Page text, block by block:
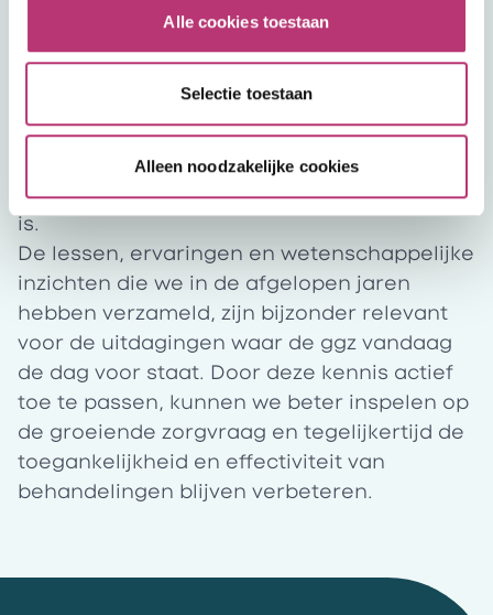
Alle cookies toestaan
Selectie toestaan
Alleen noodzakelijke cookies
maar ook zorgprofessionals ondersteunen
in efficiënter en doelgerichter werken. Door
van de nieuwste technologieën, blijft Mental
Care Group vooroplopen in eHealth en
zorgen we ervoor dat kwalitatieve en
toegankelijke zorg altijd binnen handbereik
is.
De lessen, ervaringen en wetenschappelijke
inzichten die we in de afgelopen jaren
hebben verzameld, zijn bijzonder relevant
voor de uitdagingen waar de ggz vandaag
de dag voor staat. Door deze kennis actief
toe te passen, kunnen we beter inspelen op
de groeiende zorgvraag en tegelijkertijd de
toegankelijkheid en effectiviteit van
behandelingen blijven verbeteren.